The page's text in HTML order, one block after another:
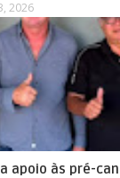
2026
apoio às pré-